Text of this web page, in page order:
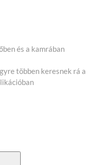
és a kamrában
többen keresnek rá a